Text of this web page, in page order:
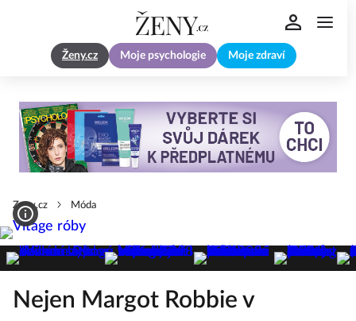
Ženy.cz Moje psychologie Moje zdraví
Zeny.cz Móda
Nejen Margot Robbie v